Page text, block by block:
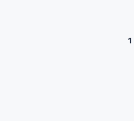
الجغرافية بالقاهرة
المناطق الخدمية التي
1